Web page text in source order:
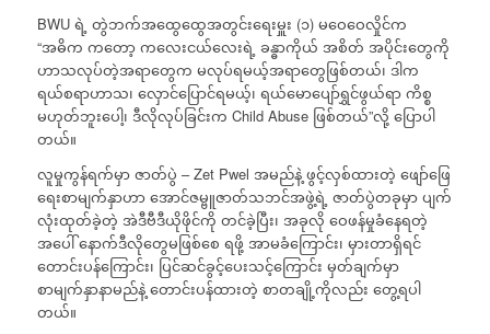
BWU ရဲ့ တွဲဘက်အထွေထွေအတွင်းရေးမှူး (၁) မဝေဝေလှိုင်က
“အဓိက ကတော့ ကလေးငယ်လေးရဲ့ ခန္ဓာကိုယ် အစိတ် အပိုင်းတွေကို
ဟာသလုပ်တဲ့အရာတွေက မလုပ်ရမယ့်အရာတွေဖြစ်တယ်၊ ဒါက
ရယ်စရာဟာသ၊ လှောင်ပြောင်ရမယ့်၊ ရယ်မောပျော်ရွှင်ဖွယ်ရာ ကိစ္စ
မဟုတ်ဘူးပေါ့၊ ဒီလိုလုပ်ခြင်းက Child Abuse ဖြစ်တယ်”လို့ ပြောပါ
တယ်။
လူမှုကွန်ရက်မှာ ဇာတ်ပွဲ – Zet Pwel အမည်နဲ့ ဖွင့်လှစ်ထားတဲ့ ဖျော်ဖြေ
ရေးစာမျက်နှာဟာ အောင်ဇမ္ဗူဇာတ်သဘင်အဖွဲ့ရဲ့ ဇာတ်ပွဲတခုမှာ ပျက်
လုံးထုတ်ခဲ့တဲ့ အဲဒီဗီဒီယိုဖိုင်ကို တင်ခဲ့ပြီး၊ အခုလို ဝေဖန်မှုခံနေရတဲ့
အပေါ် နောက်ဒီလိုတွေမဖြစ်စေ ရဖို့ အာမခံကြောင်း၊ မှားတာရှိရင်
တောင်းပန်ကြောင်း၊ ပြင်ဆင်ခွင့်ပေးသင့်ကြောင်း မှတ်ချက်မှာ
စာမျက်နှာနာမည်နဲ့ တောင်းပန်ထားတဲ့ စာတချို့ကိုလည်း တွေ့ရပါ
တယ်။